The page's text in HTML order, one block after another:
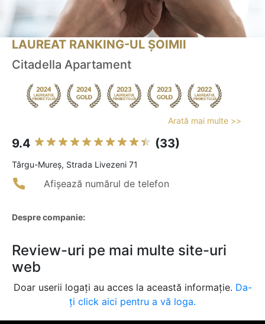
LAUREAT RANKING-UL ȘOIMII
Citadella Apartament
Arată mai multe >>
9.4 (33)
Târgu-Mureş, Strada Livezeni 71
Afișează numărul de telefon
Despre companie:
Review-uri pe mai multe site-uri
web
Doar userii logați au acces la această informație. Da-
ți click aici pentru a vă loga.